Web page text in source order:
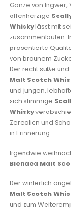
Ganze von Ingwer,
offenherzige
Whiskylässt mit
zusammenlaufen.
präsentierte
von braunem
Der recht süße
Malt Scotch
und jungen,
sich stimmige
Whisky
Zerealien und
in Erinnerung.
Irgendwie
Blended Malt
Der winterlich
Malt Scotch
und zum